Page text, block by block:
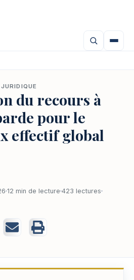
du recours à
pour le
effectif global
12 min de lecture 423 lectures